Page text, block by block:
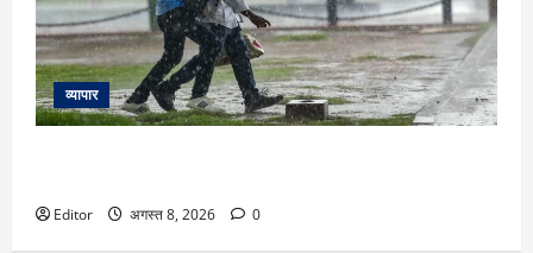
व्यापार
Editor अगस्त 8, 2026 0